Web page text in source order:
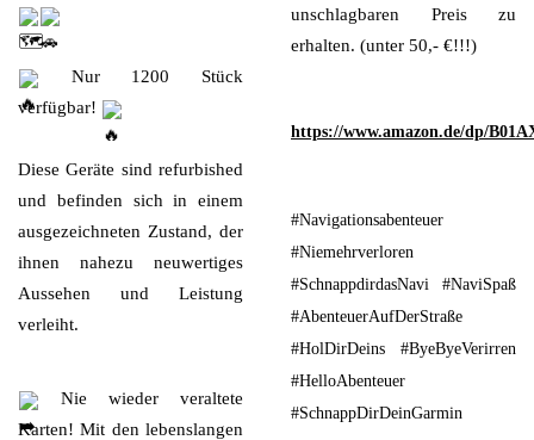
Nur 1200 Stück
verfügbar!
Diese Geräte sind refurbished
und befinden sich in einem
ausgezeichneten Zustand, der
ihnen nahezu neuwertiges
Aussehen und Leistung
verleiht.
Nie wieder veraltete
Karten! Mit den lebenslangen
unschlagbaren Preis zu
erhalten. (unter 50,- €!!!)
https://www.amazon.de/dp/
#Navigationsabenteuer
#Niemehrverloren
#SchnappdirdasNavi #NaviSpaß
#AbenteuerAufDerStraße
#HolDirDeins #ByeByeVerirren
#HelloAbenteuer
#SchnappDirDeinGarmin